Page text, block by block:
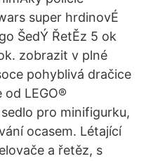
super hrdinovÉ
ŠedÝ ŘetĚz 5 ok
zobrazit v plné
pohyblivá dračice
LEGO®
pro minifigurku,
ocasem. Létající
a řetěz, s